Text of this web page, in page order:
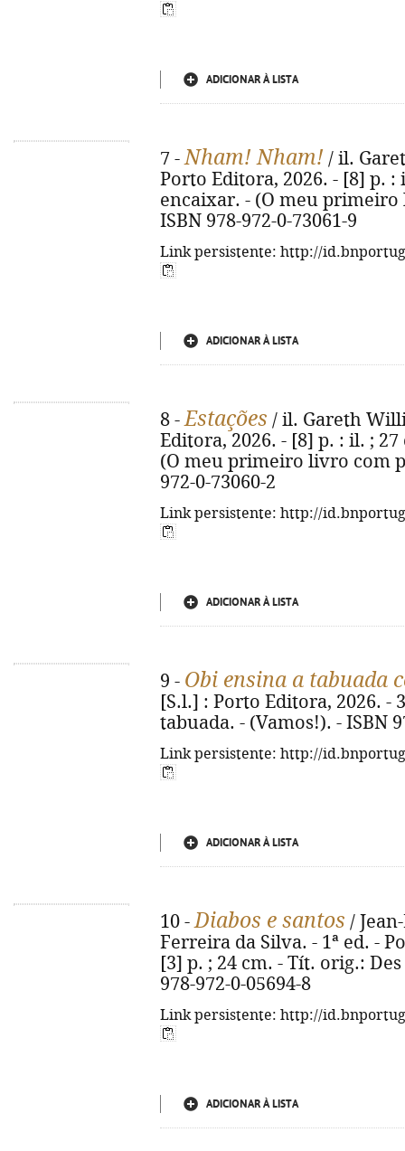
ADICIONAR À LISTA
7 -Nham! Nham! / il.
Porto Editora, 2026. - [8] p. :
encaixar. - (O meu primeiro
ISBN 978-972-0-73061-9
Link persistente: http://
ADICIONAR À LISTA
8 -Estações / il. Gareth
Editora, 2026. - [8] p. : il. ;
(O meu primeiro livro com
972-0-73060-2
Link persistente: http://
ADICIONAR À LISTA
9 - Obi ensina a tabuada
[S.l.] : Porto Editora, 2026. -
tabuada. - (Vamos!). - ISBN
Link persistente: http://
ADICIONAR À LISTA
10 -Diabos e santos /
Ferreira da Silva. - 1ª ed. -
[3] p. ; 24 cm. - Tít. orig.:
978-972-0-05694-8
Link persistente: http://
ADICIONAR À LISTA